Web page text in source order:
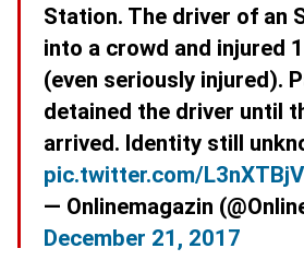
Station. The driver of an
into a crowd and injured
(even seriously injured).
detained the driver until
arrived. Identity still
pic.twitter.com/
— Onlinemagazin
December 21, 2017